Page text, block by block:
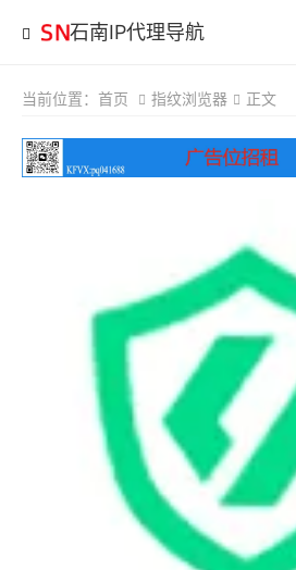
石南IP代理导航
当前位置： 首页 指纹浏览器 正文